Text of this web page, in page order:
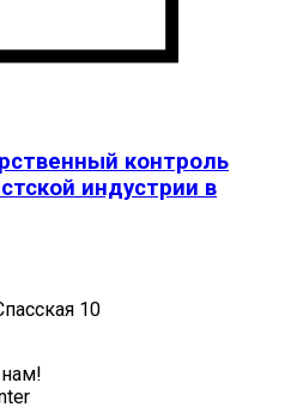
контроль
индустрии в
10